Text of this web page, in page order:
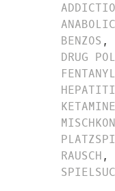
BENZOS ,
DRUG
FENTANYL
KETAMINE
RAUSCH,